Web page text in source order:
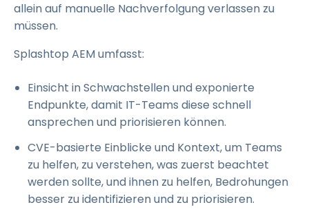
allein auf manuelle Nachverfolgung verlassen zu
müssen.
Splashtop AEM umfasst:
Einsicht in Schwachstellen und exponierte
Endpunkte, damit IT-Teams diese schnell
ansprechen und priorisieren können.
CVE-basierte Einblicke und Kontext, um Teams
zu helfen, zu verstehen, was zuerst beachtet
werden sollte, und ihnen zu helfen, Bedrohungen
besser zu identifizieren und zu priorisieren.